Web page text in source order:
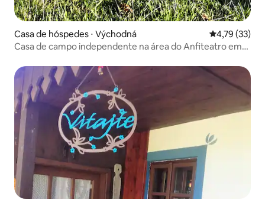
Casa de hóspedes ⋅ Východná 4,79 de uma
4,79 (33)
Casa de campo independente na área do Anfiteatro em